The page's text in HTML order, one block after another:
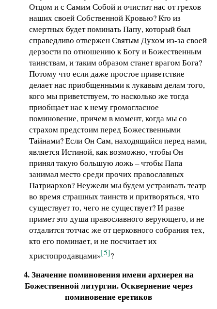
Отцом и с Самим Собой и очистит нас от грехов
наших своей Собственной Кровью? Кто из
смертных будет поминать Папу, который был
справедливо отвержен Святым Духом из-за своей
дерзости по отношению к Богу и Божественным
таинствам, и таким образом станет врагом Бога?
Потому что если даже простое приветствие
делает нас приобщенными к лукавым делам того,
кого мы приветствуем, то насколько же тогда
приобщает нас к нему громогласное
поминовение, причем в момент, когда мы со
страхом предстоим перед Божественными
Тайнами? Если Он Сам, находящийся перед нами,
является Истиной, как возможно, чтобы Он
принял такую большую ложь – чтобы Папа
занимал место среди прочих православных
Патриархов? Неужели мы будем устраивать театр
во время страшных таинств и притворяться, что
существует то, чего не существует? И разве
примет это душа православного верующего, и не
отдалится тотчас же от церковного собрания тех,
кто его поминает, и не посчитает их
христопродавцами»[5]?
4. Значение поминовения имени архиерея на
Божественной литургии. Осквернение через
поминовение еретиков